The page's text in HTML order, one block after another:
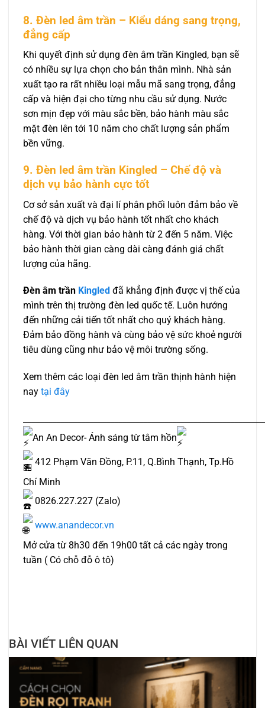
8. Đèn led âm trần – Kiểu dáng sang trọng,
đẳng cấp
Khi quyết định sử dụng đèn âm trần Kingled, bạn sẽ
có nhiều sự lựa chọn cho bản thân mình. Nhà sản
xuất tạo ra rất nhiều loại mẫu mã sang trọng, đẳng
cấp và hiện đại cho từng nhu cầu sử dụng. Nước
sơn mịn đẹp với màu sắc bền, bảo hành màu sắc
mặt đèn lên tới 10 năm cho chất lượng sản phẩm
bền vững.
9. Đèn led âm trần Kingled – Chế độ và
dịch vụ bảo hành cực tốt
Cơ sở sản xuất và đại lí phân phối luôn đảm bảo về
chế độ và dịch vụ bảo hành tốt nhất cho khách
hàng. Với thời gian bảo hành từ 2 đến 5 năm. Việc
bảo hành thời gian càng dài càng đánh giá chất
lượng của hãng.
Đèn âm trần Kingled đã khẳng định được vị thế của
mình trên thị trường đèn led quốc tế. Luôn hướng
đến những cải tiến tốt nhất cho quý khách hàng.
Đảm bảo đồng hành và cùng bảo vệ sức khoẻ người
tiêu dùng cũng như bảo vệ môi trường sống.
Xem thêm các loại đèn led âm trần thịnh hành hiện
nay tại đây
An An Decor- Ánh sáng từ tâm hồn
412 Phạm Văn Đồng, P.11, Q.Bình Thạnh, Tp.Hồ
Chí Minh
0826.227.227 (Zalo)
www.anandecor.vn
Mở cửa từ 8h30 đến 19h00 tất cả các ngày trong
tuần ( Có chỗ đỗ ô tô)
BÀI VIẾT LIÊN QUAN